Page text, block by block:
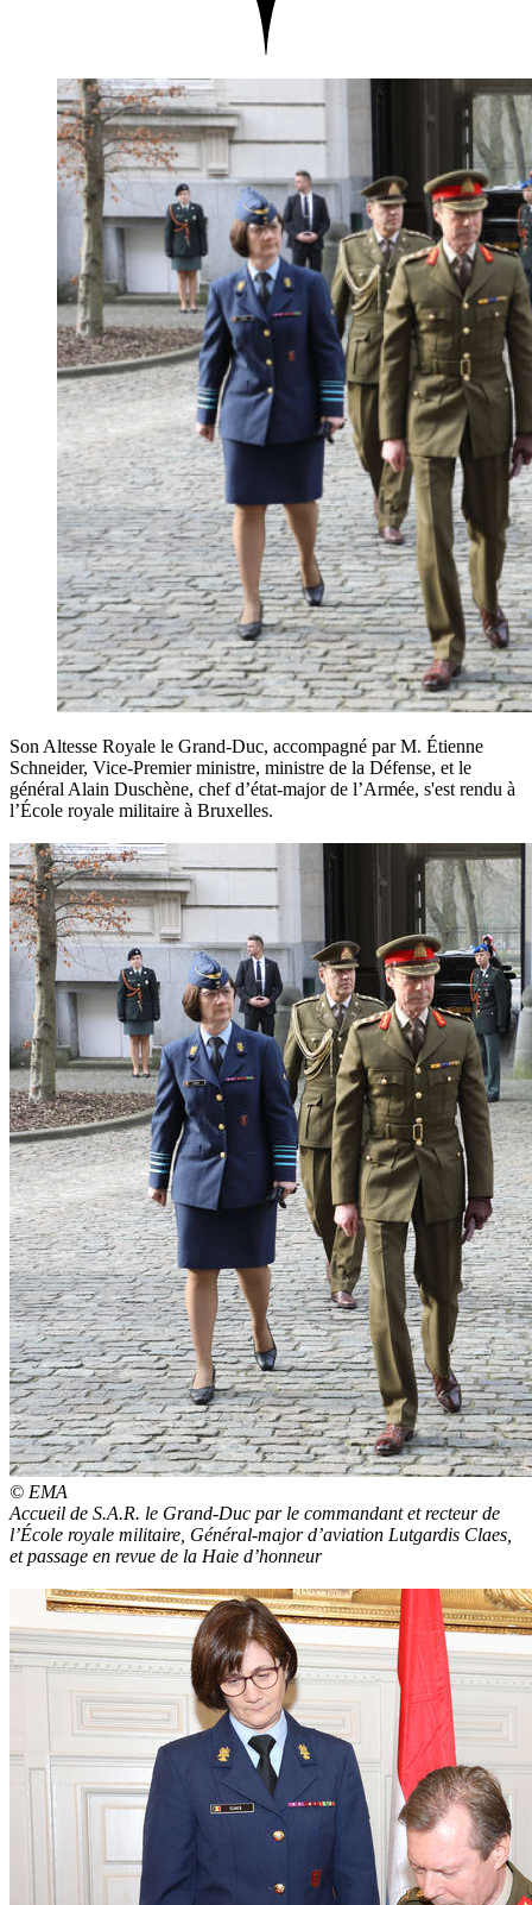
Son Altesse Royale le Grand-Duc, accompagné par M. Étienne
Schneider, Vice-Premier ministre, ministre de la Défense, et le
général Alain Duschène, chef d’état-major de l’Armée, s'est rendu à
l’École royale militaire à Bruxelles.
© EMA
Accueil de S.A.R. le Grand-Duc par le commandant et recteur de
l’École royale militaire, Général-major d’aviation Lutgardis Claes,
et passage en revue de la Haie d’honneur